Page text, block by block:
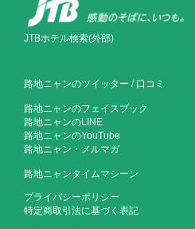
JTBホテル検索(外部)
路地ニャンのツイッター / 口コミ
路地ニャンのフェイスブック
路地ニャンのLINE
路地ニャンのYouTube
路地ニャン・メルマガ
路地ニャンタイムマシーン
プライバシーポリシー
特定商取引法に基づく表記